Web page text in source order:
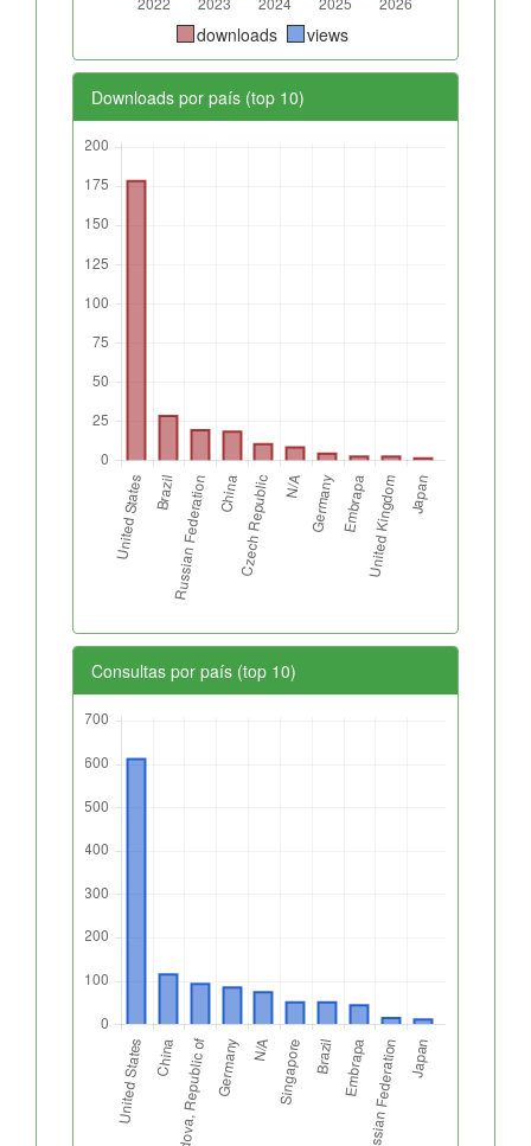
downloads views
Downloads por país (top 10)
Consultas por país (top 10)